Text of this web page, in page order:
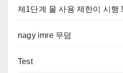
제1단계 물 사용 제한이 시행 !
nagy imre 무덤
Test